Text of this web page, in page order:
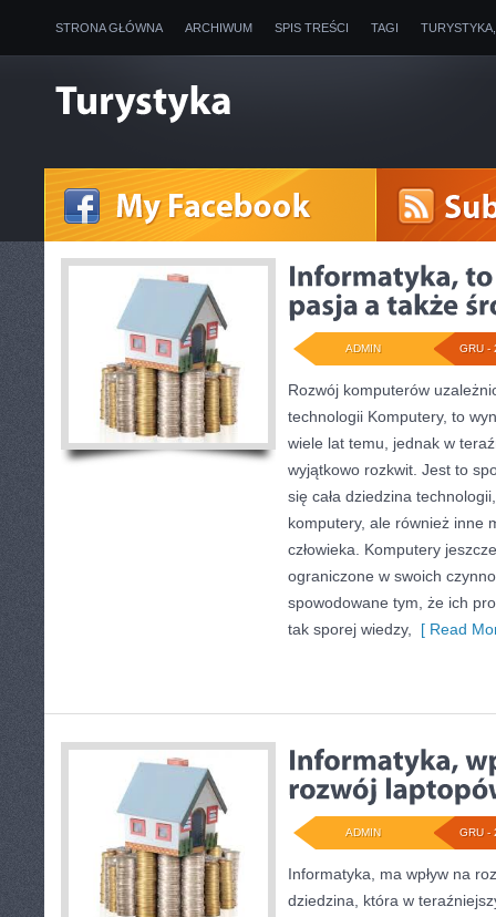
STRONA GŁÓWNA ARCHIWUM SPIS TREŚCI TAGI
GRU -
ADMIN
Rozwój komputerów
technologii Komputery, to
wiele lat temu, jednak w
wyjątkowo rozkwit. Jest to
się cała dziedzina
komputery, ale również inne
człowieka. Komputery
ograniczone w swoich
spowodowane tym, że ich
tak sporej wiedzy,
[ Read
GRU -
ADMIN
Informatyka, ma wpływ na
dziedzina, która w